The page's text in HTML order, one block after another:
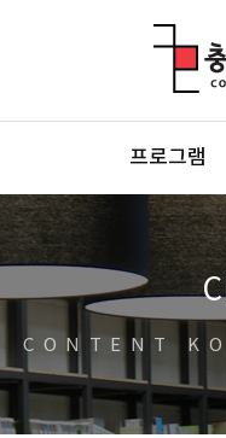
프로그램
CONTENT